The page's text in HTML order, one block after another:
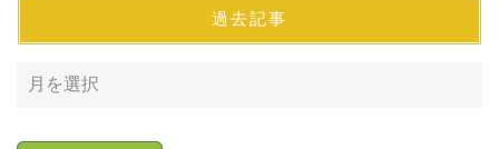
過去記事